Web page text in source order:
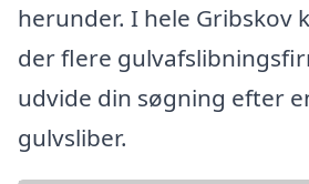
herunder. I hele Gribskov
der flere
udvide din søgning efter
gulvsliber.